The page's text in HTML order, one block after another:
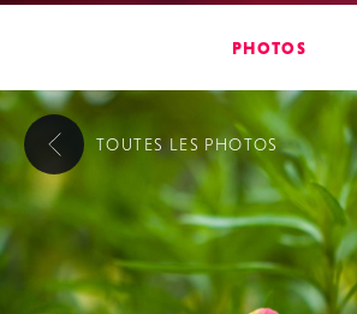
PHOTOS
TOUTES LES PHOTOS